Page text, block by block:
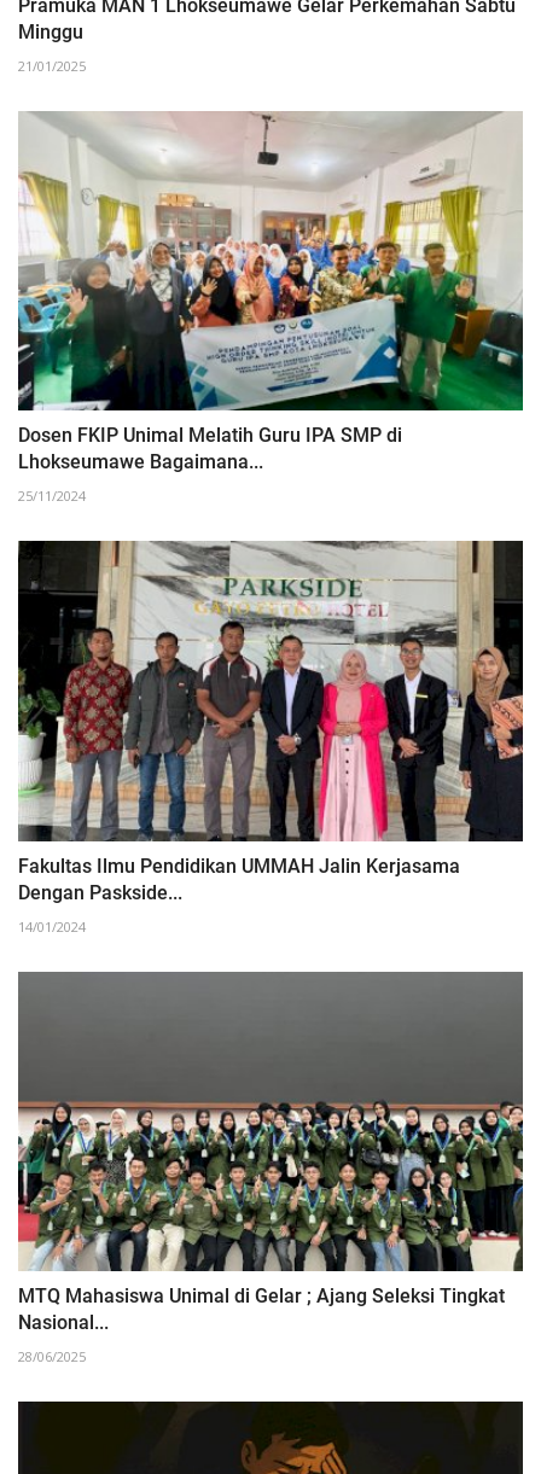
Pramuka MAN 1 Lhokseumawe Gelar Perkemahan Sabtu
Minggu
21/01/2025
Dosen FKIP Unimal Melatih Guru IPA SMP di
Lhokseumawe Bagaimana...
25/11/2024
Fakultas Ilmu Pendidikan UMMAH Jalin Kerjasama
Dengan Paskside...
14/01/2024
MTQ Mahasiswa Unimal di Gelar ; Ajang Seleksi Tingkat
Nasional...
28/06/2025